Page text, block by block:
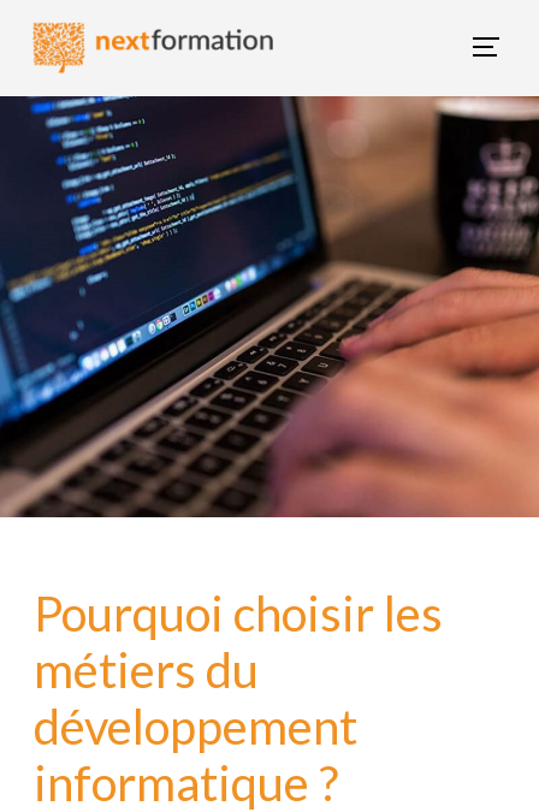
Blog NextFormation
Tous les articles
(current)
Former mes salariés
M'épanouir
Booster ma carrière
Changer de métier
Nextgroup
Webitech
EIMP
Pourquoi choisir les
métiers du
développement
informatique ?